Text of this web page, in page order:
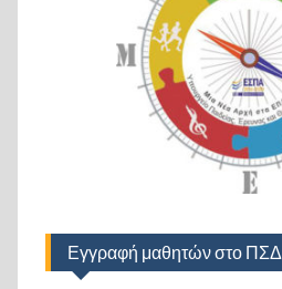
Εγγραφή μαθητών στο ΠΣΔ